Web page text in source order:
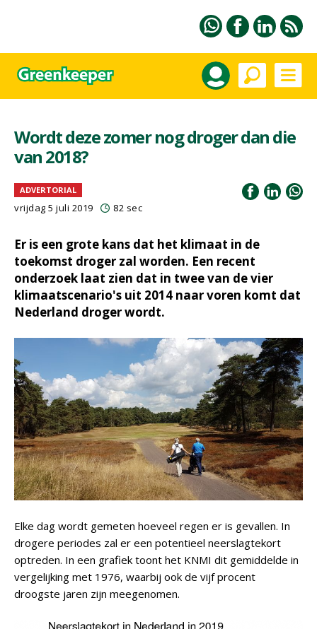
Wordt deze zomer nog droger dan die
van 2018?
ADVERTORIAL
vrijdag 5 juli 2019 82 sec
Er is een grote kans dat het klimaat in de
toekomst droger zal worden. Een recent
onderzoek laat zien dat in twee van de vier
klimaatscenario's uit 2014 naar voren komt dat
Nederland droger wordt.
Elke dag wordt gemeten hoeveel regen er is gevallen. In
drogere periodes zal er een potentieel neerslagtekort
optreden. In een grafiek toont het KNMI dit gemiddelde in
vergelijking met 1976, waarbij ook de vijf procent
droogste jaren zijn meegenomen.